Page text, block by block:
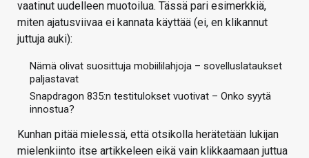
vaatinut uudelleen muotoilua. Tässä pari esimerkkiä,
miten ajatusviivaa ei kannata käyttää (ei, en klikannut
juttuja auki):
Nämä olivat suosittuja mobiililahjoja – sovelluslataukset
paljastavat
Snapdragon 835:n testitulokset vuotivat – Onko syytä
innostua?
Kunhan pitää mielessä, että otsikolla herätetään lukijan
mielenkiinto itse artikkeleen eikä vain klikkaamaan juttua